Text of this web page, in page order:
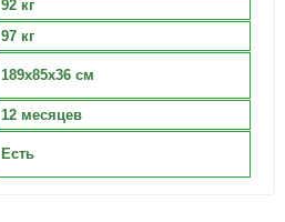
92 кг
97 кг
189х85х36 см
12 месяцев
Есть